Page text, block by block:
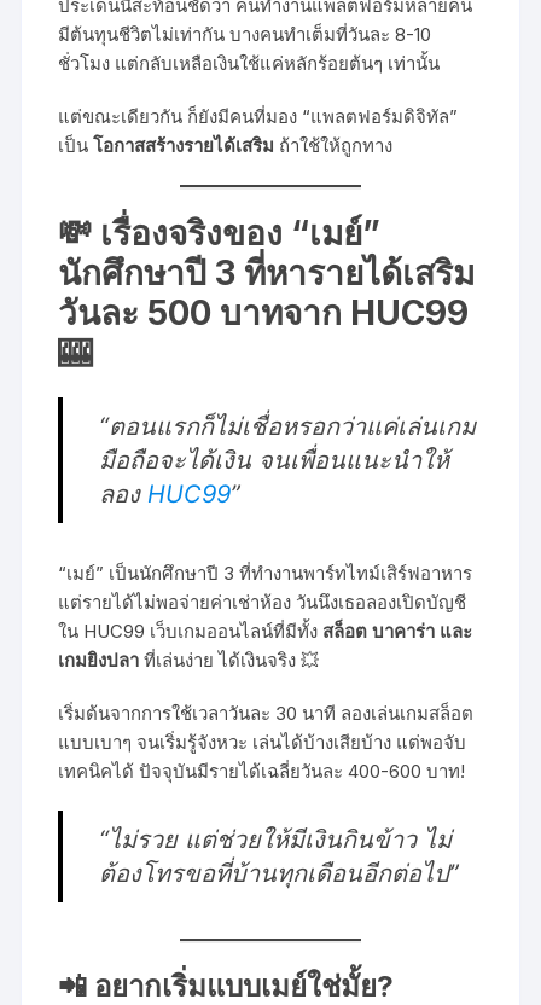
ประเด็นนี้สะท้อนชัดว่า คนทำงานแพลตฟอร์มหลายคน
มีต้นทุนชีวิตไม่เท่ากัน บางคนทำเต็มที่วันละ 8-10
ชั่วโมง แต่กลับเหลือเงินใช้แค่หลักร้อยต้นๆ เท่านั้น
แต่ขณะเดียวกัน ก็ยังมีคนที่มอง “แพลตฟอร์มดิจิทัล”
เป็นโอกาสสร้างรายได้เสริม ถ้าใช้ให้ถูกทาง
💸 เรื่องจริงของ “เมย์”
นักศึกษาปี 3 ที่หารายได้เสริม
วันละ 500 บาทจาก HUC99
🎰
“ตอนแรกก็ไม่เชื่อหรอกว่าแค่เล่นเกม
มือถือจะได้เงิน จนเพื่อนแนะนำให้
ลอง HUC99”
“เมย์” เป็นนักศึกษาปี 3 ที่ทำงานพาร์ทไทม์เสิร์ฟอาหาร
แต่รายได้ไม่พอจ่ายค่าเช่าห้อง วันนึงเธอลองเปิดบัญชี
ใน HUC99 เว็บเกมออนไลน์ที่มีทั้ง สล็อต บาคาร่า และ
เกมยิงปลา ที่เล่นง่าย ได้เงินจริง 💥
เริ่มต้นจากการใช้เวลาวันละ 30 นาที ลองเล่นเกมสล็อต
แบบเบาๆ จนเริ่มรู้จังหวะ เล่นได้บ้างเสียบ้าง แต่พอจับ
เทคนิคได้ ปัจจุบันมีรายได้เฉลี่ยวันละ 400-600 บาท!
“ไม่รวย แต่ช่วยให้มีเงินกินข้าว ไม่
ต้องโทรขอที่บ้านทุกเดือนอีกต่อไป”
📲 อยากเริ่มแบบเมย์ใช่มั้ย?